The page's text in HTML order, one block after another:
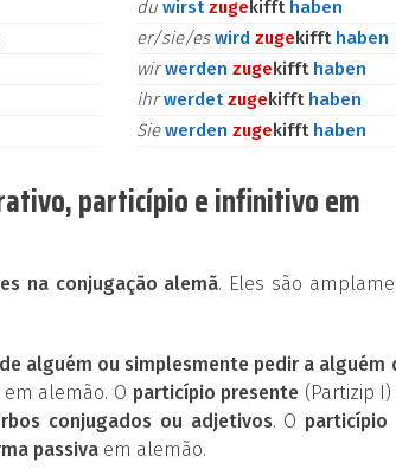
du wirstzugekifft haben
er/sie/eswird zugekifft haben
wirwerden zugekifft haben
ihrwerdetzugekifft haben
Siewerden zugekifft haben
particípio e infinitivo em
na conjugação alemã. Eles são
alguém ou simplesmente pedir a alguém
alemão. O particípio presente (Partizip I)
conjugados ou adjetivos. O particípio
passiva em alemão.